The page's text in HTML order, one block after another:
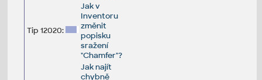
Tip 12020:
Jak v
Inventoru
změnit
popisku
sražení
"Chamfer"?
Jak najít
chybně